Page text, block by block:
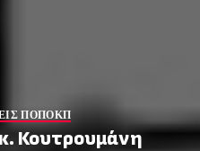
ΠΟΠΟΚΠ
Κουτρουμάνη